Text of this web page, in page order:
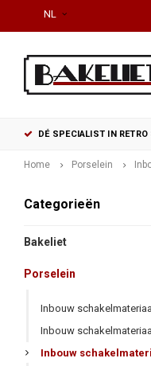
NL
DÉ SPECIALIST IN
Home Porselein
Categorieën
Bakeliet
Porselein
Inbouw
Inbouw
Inbouw